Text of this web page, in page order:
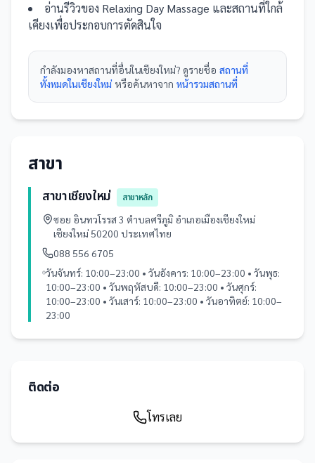
อ่านรีวิวของ Relaxing Day Massage และสถานที่ใกล้
เคียงเพื่อประกอบการตัดสินใจ
กำลังมองหาสถานที่อื่นในเชียงใหม่? ดูรายชื่อ สถานที่
ทั้งหมดในเชียงใหม่ หรือค้นหาจาก หน้ารวมสถานที่
สาขา
สาขาเชียงใหม่
สาขาหลัก
ซอย อินทวโรรส 3 ตำบลศรีภูมิ อำเภอเมืองเชียงใหม่
เชียงใหม่ 50200 ประเทศไทย
088 556 6705
วันจันทร์: 10:00–23:00 • วันอังคาร: 10:00–23:00 • วันพุธ:
10:00–23:00 • วันพฤหัสบดี: 10:00–23:00 • วันศุกร์:
10:00–23:00 • วันเสาร์: 10:00–23:00 • วันอาทิตย์: 10:00–
23:00
ติดต่อ
โทรเลย